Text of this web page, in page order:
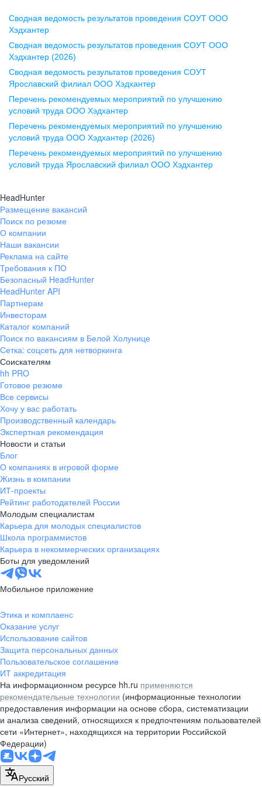
Воронеж
ул. Комиссаржевской, д. 10,
офис 1212
+7 473 280-05-05
pr@vrn.hh.ru
ул. Спартаковская, д. 2А, этаж 3,
помещение 15
+7 843 212-12-50
Екатеринбург
ул. Боевых Дружин, стр. 20,
+7 343 226-79-99
pr@ural.hh.ru
ул. Янковского, д. 169, 7 этаж,
706 каб.
+7 861 205-55-57
pr@krd.hh.ru
Владивосток
пер. Ланинский д. 4, офис 3.4
+7 423 202-33-28
pr@dv.hh.ru
Новосибирск
ул. Большевистская, д. 35,
помещение 21
+7 383 207-94-64
pr@nsk.hh.ru
Минск
пр-т Дзержинского, д. 57,
10 этаж, помещение 45-1
pr@rabota.by
Алматы
пр. Абая, д. 151, БЦ Алатау,
12 этаж, офис 1209
+7 727 232-13-13
pr@headhunter.com.kz
Сводная ведомость результатов проведения СОУТ ООО
Хэдхантер
Сводная ведомость результатов проведения СОУТ ООО
Хэдхантер (2026)
Сводная ведомость результатов проведения СОУТ
Ярославский филиал ООО Хэдхантер
Перечень рекомендуемых мероприятий по улучшению
условий труда ООО Хэдхантер
Перечень рекомендуемых мероприятий по улучшению
условий труда ООО Хэдхантер (2026)
Перечень рекомендуемых мероприятий по улучшению
условий труда Ярославский филиал ООО Хэдхантер
HeadHunter
Размещение вакансий
Поиск по резюме
О компании
Наши вакансии
Реклама на сайте
Требования к ПО
Безопасный HeadHunter
HeadHunter API
Партнерам
Инвесторам
Каталог компаний
Поиск по вакансиям в Белой Холунице
Сетка: соцсеть для нетворкинга
Соискателям
hh PRO
Готовое резюме
Все сервисы
Хочу у вас работать
Производственный календарь
Экспертная рекомендация
Новости и статьи
Блог
О компаниях в игровой форме
Жизнь в компании
ИТ-проекты
Рейтинг работодателей России
Молодым специалистам
Карьера для молодых специалистов
Школа программистов
Карьера в некоммерческих организациях
Боты для уведомлений
Мобильное приложение
Этика и комплаенс
Оказание услуг
Использование сайтов
Защита персональных данных
Пользовательское соглашение
ИТ аккредитация
На информационном ресурсе hh.ru применяются
рекомендательные технологии (информационные технологии
предоставления информации на основе сбора, систематизации
и анализа сведений, относящихся к предпочтениям пользователей
сети «Интернет», находящихся на территории Российской
Федерации)
Русский